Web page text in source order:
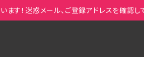
す！迷惑メール、ご登録アドレスを確認し